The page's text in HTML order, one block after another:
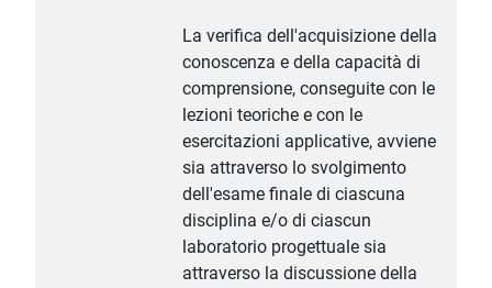
La verifica dell'acquisizione della
conoscenza e della capacità di
comprensione, conseguite con le
lezioni teoriche e con le
esercitazioni applicative, avviene
sia attraverso lo svolgimento
dell'esame finale di ciascuna
disciplina e/o di ciascun
laboratorio progettuale sia
attraverso la discussione della